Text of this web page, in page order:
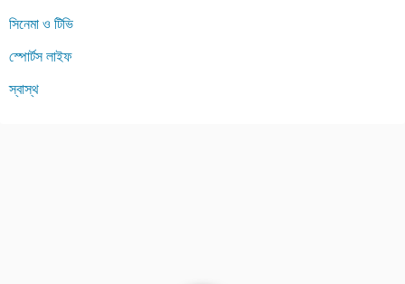
সিনেমা ও টিভি
স্পোর্টস লাইফ
স্বাস্থ